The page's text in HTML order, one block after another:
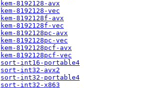
kem-8192128-avx
kem-8192128-vec
kem-8192128f-avx
kem-8192128f-vec
kem-8192128pc-avx
kem-8192128pc-vec
kem-8192128pcf-avx
kem-8192128pcf-vec
sort-int16-portable4
sort-int32-avx2
sort-int32-portable4
sort-int32-x863